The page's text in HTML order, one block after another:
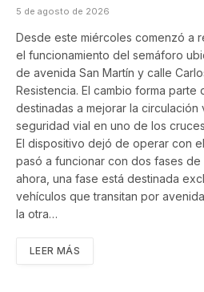
5 de agosto de 2026
Desde este miércoles comenzó a
el funcionamiento del semáforo
de avenida San Martín y calle
Resistencia. El cambio forma
destinadas a mejorar la
seguridad vial en uno de los
El dispositivo dejó de operar con
pasó a funcionar con dos fases de
ahora, una fase está destinada
vehículos que transitan por
la otra…
LEER MÁS